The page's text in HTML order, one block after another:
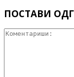
ПОСТАВИ